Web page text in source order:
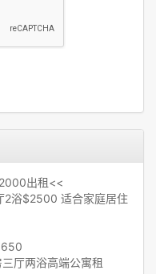
出租<<
2浴$2500 适合家庭居住
厅两浴高端公寓租